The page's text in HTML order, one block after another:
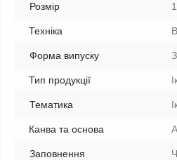
Розмір
Техніка
Форма випуску
Тип продукції
Тематика
Канва та основа
Заповнення